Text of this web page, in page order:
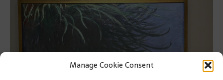
Manage Cookie Consent